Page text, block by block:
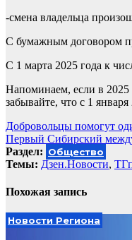
-смена владельца
С бумажным договором
С 1 марта 2025 года к
Напоминаем, если в 2025
забывайте, что с 1 января
Навигация
по
записям
Добровольцы помогут
Первый Сибирский
Раздел: Общество
Темы: Дзен.Новости,
Похожая запись
Новости Региона